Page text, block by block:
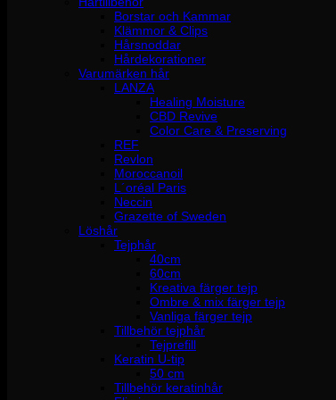
Borstar och Kammar
Klämmor & Clips
Hårsnoddar
Hårdekorationer
Varumärken hår
LANZA
Healing Moisture
CBD Revive
Color Care & Preserving
REF
Revlon
Moroccanoil
L´oréal Paris
Neccin
Grazette of Sweden
Löshår
Tejphår
40cm
60cm
Kreativa färger tejp
Ombre & mix färger tejp
Vanliga färger tejp
Tillbehör tejphår
Tejprefill
Keratin U-tip
50 cm
Tillbehör keratinhår